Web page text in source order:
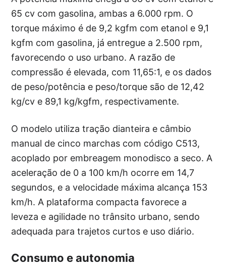
65 cv com gasolina, ambas a 6.000 rpm. O
torque máximo é de 9,2 kgfm com etanol e 9,1
kgfm com gasolina, já entregue a 2.500 rpm,
favorecendo o uso urbano. A razão de
compressão é elevada, com 11,65:1, e os dados
de peso/potência e peso/torque são de 12,42
kg/cv e 89,1 kg/kgfm, respectivamente.
O modelo utiliza tração dianteira e câmbio
manual de cinco marchas com código C513,
acoplado por embreagem monodisco a seco. A
aceleração de 0 a 100 km/h ocorre em 14,7
segundos, e a velocidade máxima alcança 153
km/h. A plataforma compacta favorece a
leveza e agilidade no trânsito urbano, sendo
adequada para trajetos curtos e uso diário.
Consumo e autonomia